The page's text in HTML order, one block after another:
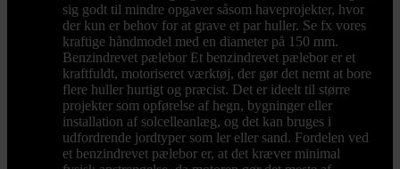
sig godt til mindre opgaver såsom haveprojekter, hvor
der kun er behov for at grave et par huller. Se fx vores
kraftige håndmodel med en diameter på 150 mm.
Benzindrevet pælebor Et benzindrevet pælebor er et
kraftfuldt, motoriseret værktøj, der gør det nemt at bore
flere huller hurtigt og præcist. Det er ideelt til større
projekter som opførelse af hegn, bygninger eller
installation af solcelleanlæg, og det kan bruges i
udfordrende jordtyper som ler eller sand. Fordelen ved
et benzindrevet pælebor er, at det kræver minimal